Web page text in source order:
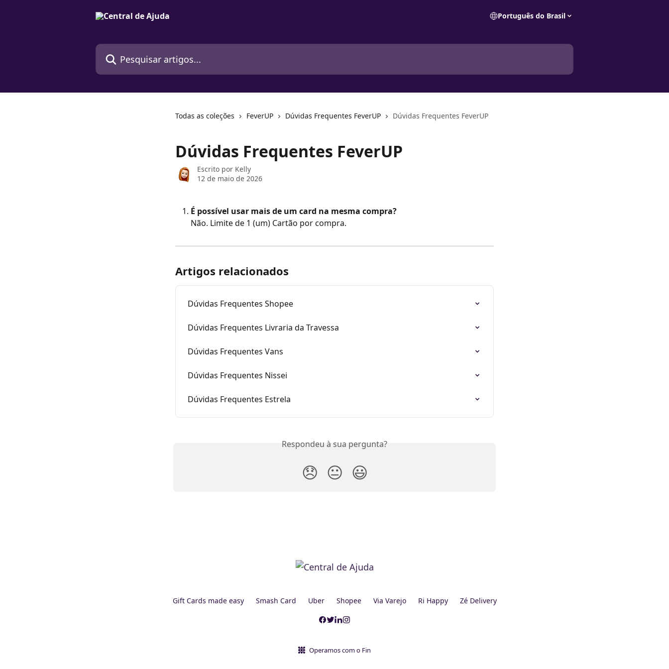
Português do Brasil
Pesquisar artigos...
Todas as coleções FeverUP Dúvidas Frequentes FeverUP Dúvidas Frequentes FeverUP
Dúvidas Frequentes FeverUP
Escrito por Kelly
12 de maio de 2026
É possível usar mais de um card na mesma compra?
Não. Limite de 1 (um) Cartão por compra.
Artigos relacionados
Dúvidas Frequentes Shopee
Dúvidas Frequentes Livraria da Travessa
Dúvidas Frequentes Vans
Dúvidas Frequentes Nissei
Dúvidas Frequentes Estrela
Respondeu à sua pergunta?
😞 😐 😃
Gift Cards made easy Smash Card Uber Shopee Via Varejo Ri Happy Zé Delivery
Operamos com o Fin